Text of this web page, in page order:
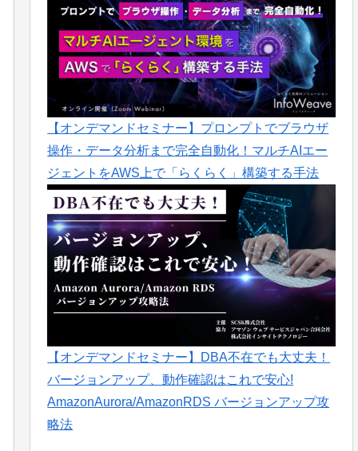
【オンデマンドセミナー】プロンプトでブラウザ
操作・データ分析まで完全自動化！マルチAIエー
ジェントをAWS上で「らくらく」構築する手法
【オンデマンドセミナー】DBA不在でも大丈夫！
バージョンアップ、動作確認はこれで安心!
AmazonAurora/AmazonRDS バージョンアップ攻
略法